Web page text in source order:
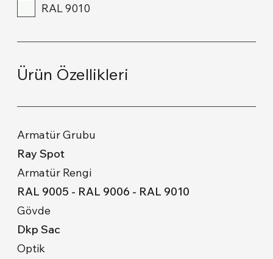
RAL 9010
Ürün Özellikleri
Armatür Grubu
Ray Spot
Armatür Rengi
RAL 9005 - RAL 9006 - RAL 9010
Gövde
Dkp Sac
Optik